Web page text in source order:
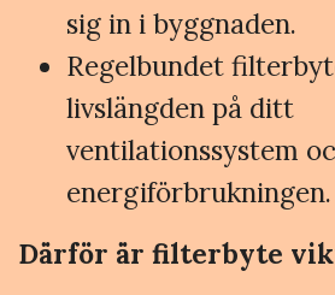
sig in i byggnaden.
Regelbundet
livslängden på ditt
ventilationssystem
energiförbrukningen.
Därför är filterbyte